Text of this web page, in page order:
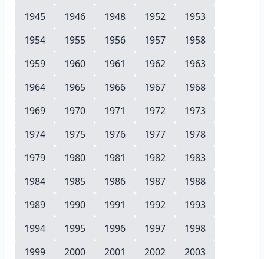
1945
1946 1948 1952
1953
1954
1955 1956 1957
1958
1959
1960 1961 1962
1963
1964
1965 1966 1967
1968
1969
1970 1971 1972
1973
1974
1975 1976 1977
1978
1979
1980 1981 1982
1983
1984
1985 1986 1987
1988
1989
1990 1991 1992
1993
1994
1995 1996 1997
1998
1999
2000 2001 2002
2003